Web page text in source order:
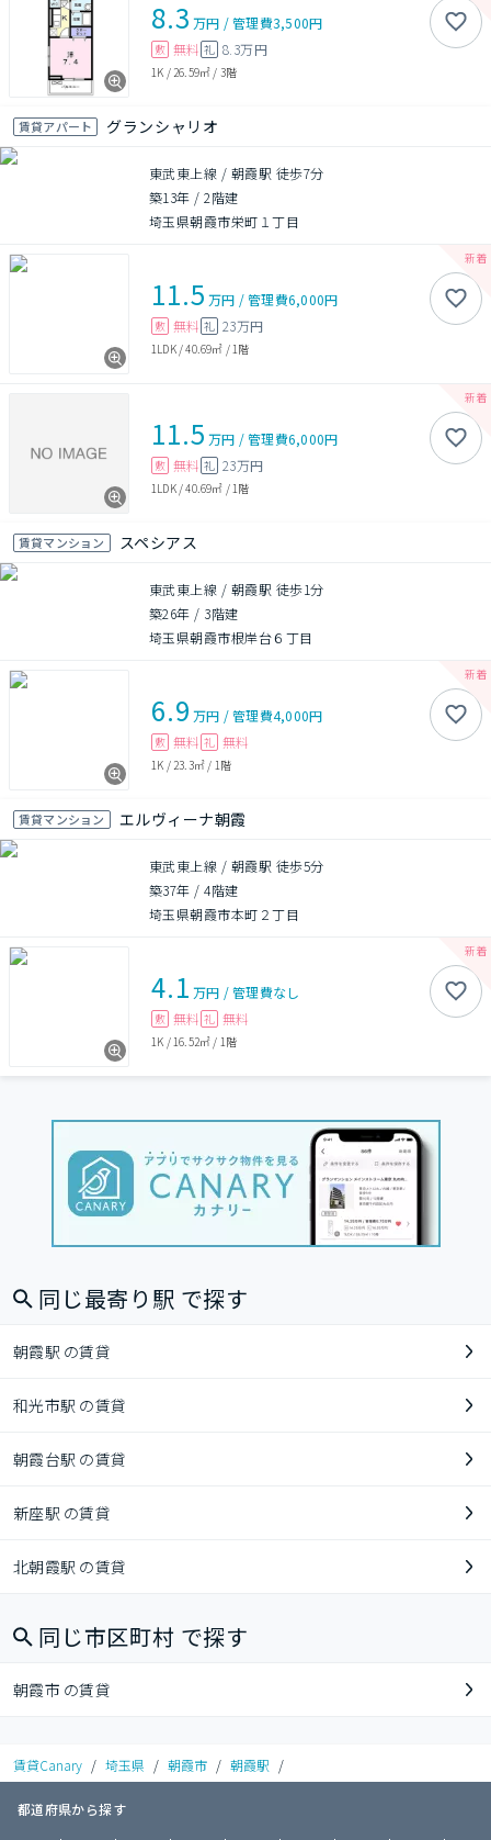
8.3 万円 /管理費3,500円
敷 無料 礼 8.3万円
1K / 26.59㎡ / 3階
賃貸アパート グランシャリオ
東武東上線 / 朝霞駅 徒歩7分
築13年 /2階建
埼玉県朝霞市栄町１丁目
11.5 万円 /管理費6,000円
敷 無料 礼 23万円
1LDK/40.69㎡ / 1階
11.5 万円 /管理費6,000円
敷 無料 礼 23万円
1LDK/40.69㎡ / 1階
賃貸マンション スペシアス
東武東上線 / 朝霞駅 徒歩1分
築26年 / 3階建
埼玉県朝霞市根岸台６丁目
6.9 万円 /管理費4,000円
敷 無料 礼 無料
1K / 23.3㎡ / 1階
賃貸マンション エルヴィーナ朝霞
東武東上線 / 朝霞駅 徒歩5分
築37年 /4階建
埼玉県朝霞市本町２丁目
4.1 万円 /管理費なし
敷 無料 礼 無料
1K / 16.52㎡ / 1階
同じ最寄り駅 で探す
朝霞駅 の賃貸
和光市駅 の賃貸
朝霞台駅 の賃貸
新座駅 の賃貸
北朝霞駅 の賃貸
同じ市区町村 で探す
朝霞市 の賃貸
賃貸Canary / 埼玉県 / 朝霞市 / 朝霞駅 /
都道府県から探す